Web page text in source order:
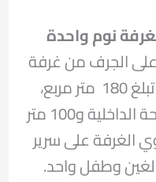
نوم واحدة
الجرف من غرفة
متر مربع،
تتوزع بين 80 متر مربع للمساحة الداخلية و100 متر
الغرفة على سرير
وطفل واحد.